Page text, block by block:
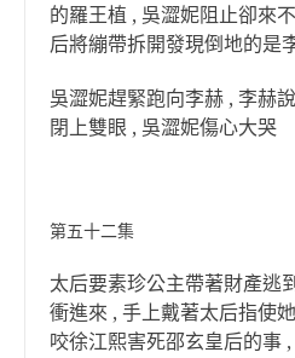
的羅王植 , 吳澀妮阻止卻來
后將繃帶拆開發現倒地的是
吳澀妮趕緊跑向李赫 , 李赫
閉上雙眼 , 吳澀妮傷心大哭
第五十二集
太后要素珍公主帶著財產逃
衝進來 , 手上戴著太后指使
咬徐江熙害死邵玄皇后的事